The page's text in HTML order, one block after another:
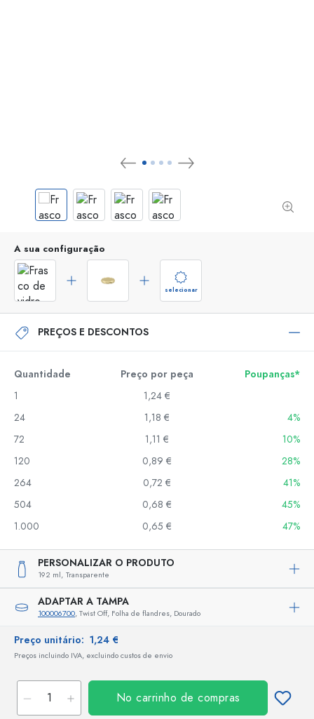
A sua configuração
selecionar
PREÇOS E DESCONTOS
Quantidade Preço por peça
Poupanças*
1
1,24 €
24
1,18 €
4%
72
1,11 €
10%
120
0,89 €
28%
264
0,72 €
41%
504
0,68 €
45%
1.000
0,65 € 47%
PERSONALIZAR O PRODUTO
192 ml, Transparente
ADAPTAR A TAMPA
100006700, Twist Off, Folha de flandres, Dourado
Preço unitário: 1,24 €
Preços incluindo IVA, excluindo custos de envio
No carrinho de compras